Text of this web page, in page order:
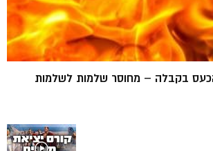
בקבלה – מחוסר שלמות לשלמות